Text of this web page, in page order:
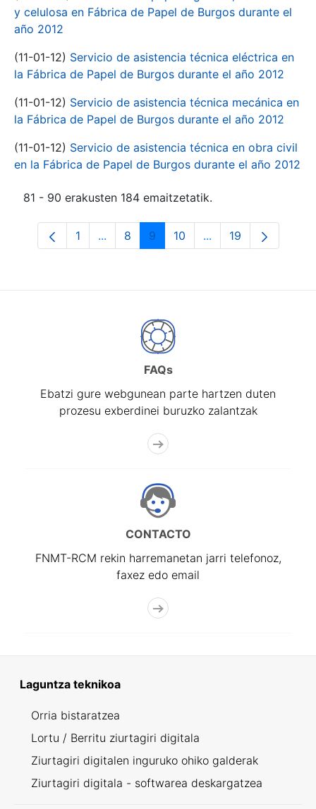
y celulosa en Fábrica de Papel de Burgos durante el
año 2012
(11-01-12) Servicio de asistencia técnica eléctrica en
la Fábrica de Papel de Burgos durante el año 2012
(11-01-12) Servicio de asistencia técnica mecánica en
la Fábrica de Papel de Burgos durante el año 2012
(11-01-12) Servicio de asistencia técnica en obra civil
en la Fábrica de Papel de Burgos durante el año 2012
81 - 90 erakusten 184 emaitzetatik.
Orrialdea
1 ...Intermediate Pages Use TAB to
Orrialdea
8 Orrialdea
9 Orrialdea
10 ...Intermediate Pages
Orrialdea
19
FAQs
Ebatzi gure webgunean parte hartzen duten
prozesu exberdinei buruzko zalantzak
CONTACTO
FNMT-RCM rekin harremanetan jarri telefonoz,
faxez edo email
Laguntza teknikoa
Orria bistaratzea
Lortu / Berritu ziurtagiri digitala
Ziurtagiri digitalen inguruko ohiko galderak
Ziurtagiri digitala - softwarea deskargatzea